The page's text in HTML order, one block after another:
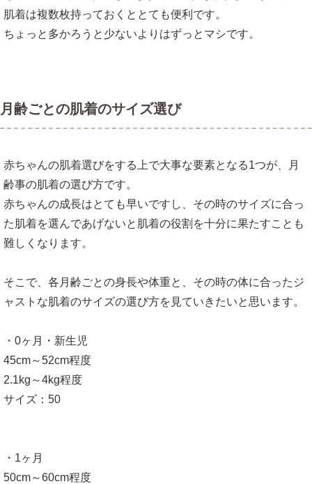
肌着は複数枚持っておくととても便利です。
ちょっと多かろうと少ないよりはずっとマシです。
月齢ごとの肌着のサイズ選び
赤ちゃんの肌着選びをする上で大事な要素となる1つが、月
齢事の肌着の選び方です。
赤ちゃんの成長はとても早いですし、その時のサイズに合っ
た肌着を選んであげないと肌着の役割を十分に果たすことも
難しくなります。
そこで、各月齢ごとの身長や体重と、その時の体に合ったジ
ャストな肌着のサイズの選び方を見ていきたいと思います。
・0ヶ月・新生児
45cm～52cm程度
2.1kg～4kg程度
サイズ：50
・1ヶ月
50cm～60cm程度